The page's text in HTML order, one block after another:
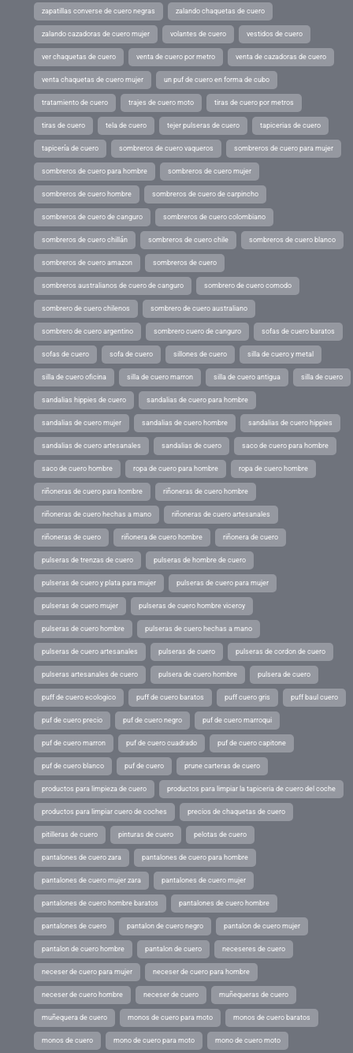
zapatillas converse de cuero negras zalando chaquetas de cuero
zalando cazadoras de cuero mujer volantes de cuero vestidos de cuero
ver chaquetas de cuero venta de cuero por metro venta de cazadoras de cuero
venta chaquetas de cuero mujer un puf de cuero en forma de cubo
tratamiento de cuero trajes de cuero moto tiras de cuero por metros
tiras de cuero tela de cuero tejer pulseras de cuero tapicerias de cuero
tapicería de cuero sombreros de cuero vaqueros sombreros de cuero para mujer
sombreros de cuero para hombre sombreros de cuero mujer
sombreros de cuero hombre sombreros de cuero de carpincho
sombreros de cuero de canguro sombreros de cuero colombiano
sombreros de cuero chillán sombreros de cuero chile sombreros de cuero blanco
sombreros de cuero amazon sombreros de cuero
sombreros australianos de cuero de canguro sombrero de cuero comodo
sombrero de cuero chilenos sombrero de cuero australiano
sombrero de cuero argentino sombrero cuero de canguro sofas de cuero baratos
sofas de cuero sofa de cuero sillones de cuero silla de cuero y metal
silla de cuero oficina silla de cuero marron silla de cuero antigua silla de cuero
sandalias hippies de cuero sandalias de cuero para hombre
sandalias de cuero mujer sandalias de cuero hombre sandalias de cuero hippies
sandalias de cuero artesanales sandalias de cuero saco de cuero para hombre
saco de cuero hombre ropa de cuero para hombre ropa de cuero hombre
riñoneras de cuero para hombre riñoneras de cuero hombre
riñoneras de cuero hechas a mano riñoneras de cuero artesanales
riñoneras de cuero riñonera de cuero hombre riñonera de cuero
pulseras de trenzas de cuero pulseras de hombre de cuero
pulseras de cuero y plata para mujer pulseras de cuero para mujer
pulseras de cuero mujer pulseras de cuero hombre viceroy
pulseras de cuero hombre pulseras de cuero hechas a mano
pulseras de cuero artesanales pulseras de cuero pulseras de cordon de cuero
pulseras artesanales de cuero pulsera de cuero hombre pulsera de cuero
puff de cuero ecologico puff de cuero baratos puff cuero gris puff baul cuero
puf de cuero precio puf de cuero negro puf de cuero marroqui
puf de cuero marron puf de cuero cuadrado puf de cuero capitone
puf de cuero blanco puf de cuero prune carteras de cuero
productos para limpieza de cuero productos para limpiar la tapiceria de cuero del coche
productos para limpiar cuero de coches precios de chaquetas de cuero
pitilleras de cuero pinturas de cuero pelotas de cuero
pantalones de cuero zara pantalones de cuero para hombre
pantalones de cuero mujer zara pantalones de cuero mujer
pantalones de cuero hombre baratos pantalones de cuero hombre
pantalones de cuero pantalon de cuero negro pantalon de cuero mujer
pantalon de cuero hombre pantalon de cuero neceseres de cuero
neceser de cuero para mujer neceser de cuero para hombre
neceser de cuero hombre neceser de cuero muñequeras de cuero
muñequera de cuero monos de cuero para moto monos de cuero baratos
monos de cuero mono de cuero para moto mono de cuero moto